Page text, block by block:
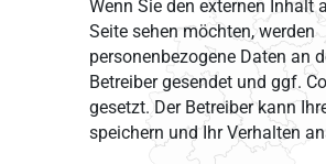
Wenn Sie den externen Inhalt
Seite sehen möchten, werden
personenbezogene Daten an
Betreiber gesendet und ggf.
gesetzt. Der Betreiber kann
speichern und Ihr Verhalten